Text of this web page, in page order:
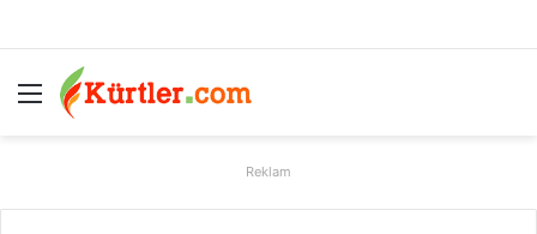
Menü
Reklam